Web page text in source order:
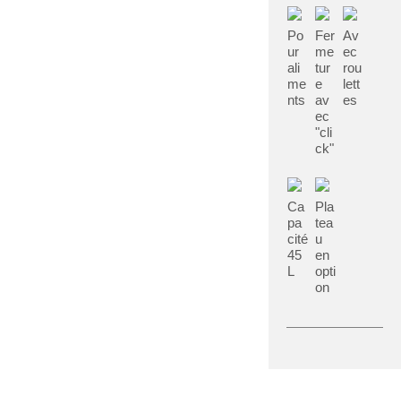
Po
ur
ali
me
nts
Fer
me
tur
e
av
ec
"cli
ck"
Av
ec
rou
lett
es
Ca
pa
cité
45
L
Pla
tea
u
en
opti
on